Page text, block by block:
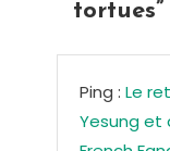
tortues”
Ping : Le
Yesung et